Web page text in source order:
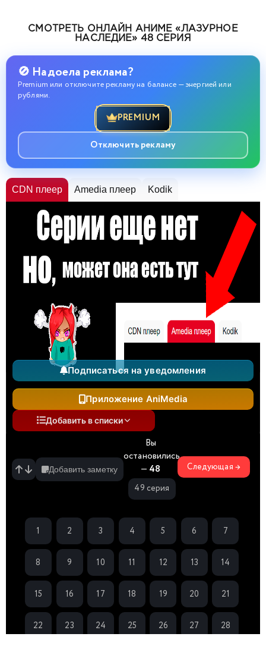
СМОТРЕТЬ ОНЛАЙН АНИМЕ «ЛАЗУРНОЕ
НАСЛЕДИЕ» 48 СЕРИЯ
🚫 Надоела реклама?
Premium или отключите рекламу на балансе — энергией или
рублями.
PREMIUM
Отключить рекламу
CDN плеер Amedia плеер Kodik
Подписаться на уведомления
Приложение AniMedia
Добавить в списки
Добавить заметку
Вы
остановились
— 48
49 серия
Следующая →
1 2 3 4 5 6 7
8 9 10 11 12 13 14
15 16 17 18 19 20 21
22 23 24 25 26 27 28